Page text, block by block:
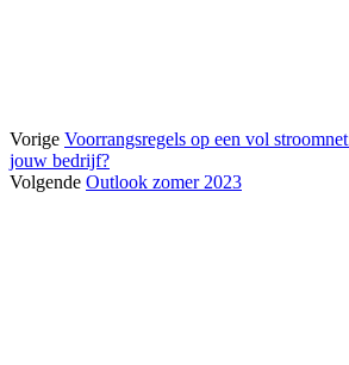
Vorige Voorrangsregels op een vol
jouw bedrijf?
Volgende Outlook zomer 2023